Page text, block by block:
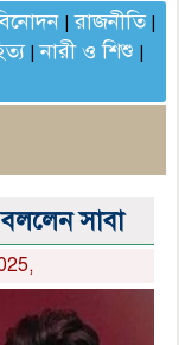
|রাজনীতি|
|নারী ও শিশু |
সাবা